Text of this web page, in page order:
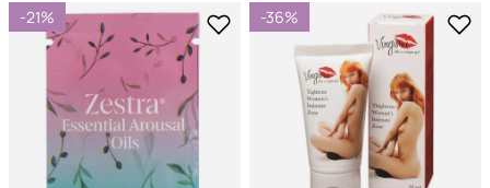
-21% -36%